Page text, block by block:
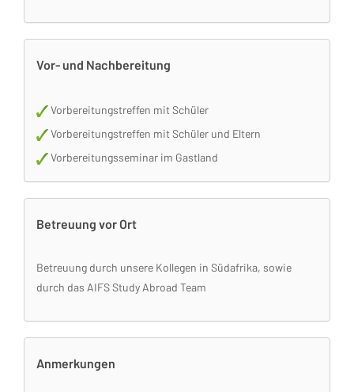
Vor- und Nachbereitung
Vorbereitungstreffen mit Schüler
Vorbereitungstreffen mit Schüler und Eltern
Vorbereitungsseminar im Gastland
Betreuung vor Ort
Betreuung durch unsere Kollegen in Südafrika, sowie
durch das AIFS Study Abroad Team
Anmerkungen